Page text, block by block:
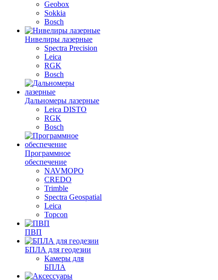
Geobox
Sokkia
Bosch
Нивелиры лазерные
Spectra Precision
Leica
RGK
Bosch
Дальномеры лазерные
Leica DISTO
RGK
Bosch
Программное
обеспечение
NAVMOPO
CREDO
Trimble
Spectra Geospatial
Leica
Topcon
ПВП
БПЛА для геодезии
Камеры для
БПЛА